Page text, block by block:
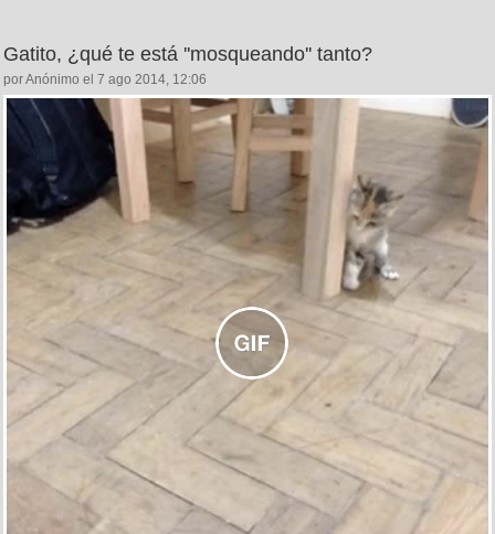
Gatito, ¿qué te está ''mosqueando'' tanto?
por Anónimo el 7 ago 2014, 12:06